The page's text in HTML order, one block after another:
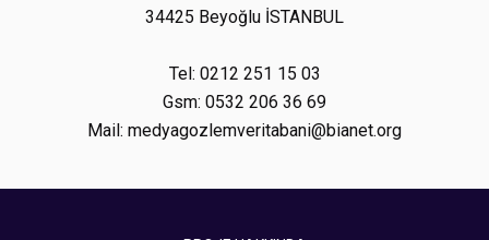
34425 Beyoğlu İSTANBUL
Tel: 0212 251 15 03
Gsm: 0532 206 36 69
Mail: medyagozlemveritabani@bianet.org